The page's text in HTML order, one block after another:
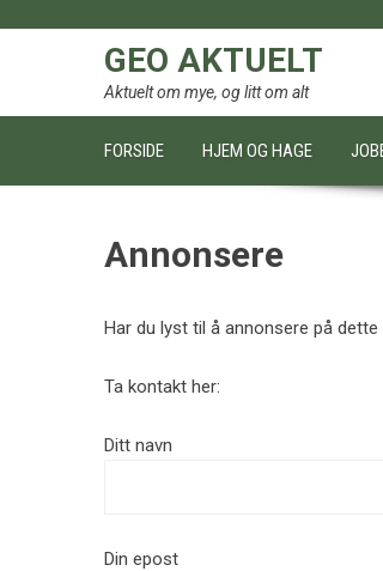
GEO AKTUELT
Aktuelt om mye, og litt om alt
FORSIDE HJEM OG HAGE
Annonsere
Har du lyst til å annonsere på
Ta kontakt her:
Ditt navn
Din epost